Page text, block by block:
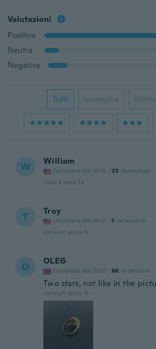
Valutazioni
Positiva
Neutra
Negativa
Tutti Immagine Molto
W William
Iscrizione dal 2015 · 23 recensioni ·
circa 3 mesi fa
T Troy
Iscrizione dal 2017 · 7 recensioni
circa un anno fa
O OLEG
Iscrizione dal 2022 · 88 recensioni ·
Two stars, not like in the
circa un anno fa